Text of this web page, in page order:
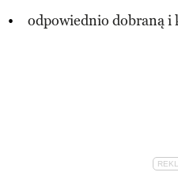
odpowiednio dobraną i